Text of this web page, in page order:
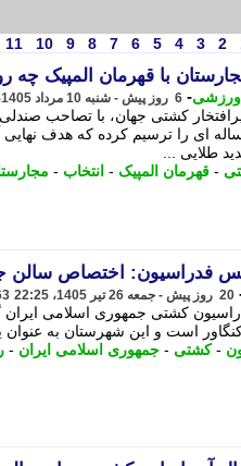
2
3
4
5
6
7
8
9
10
11
با قهرمان المپیک چه
ورزشی- 6 روز پیش - شنبه 10 مرداد 1405، 09:07
پرافتخار کشتی جهان، با تصاحب
طلایی ...
- قهرمان المپیک - انتخاب -
فدراسیون: اختصاص سالن
20 روز پیش - جمعه 26 تیر 1405، 22:25
کشتی جمهوری اسلامی
است و این شهرستان به
-کشتی - جمهوری اسلامی ایران -